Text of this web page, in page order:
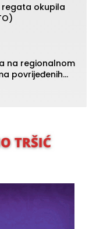
regata okupila
na regionalnom
povrijeđenih